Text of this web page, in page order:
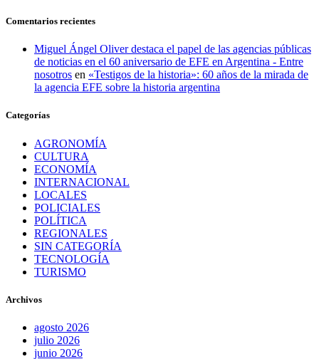
Comentarios recientes
Miguel Ángel Oliver destaca el papel de las agencias públicas
de noticias en el 60 aniversario de EFE en Argentina - Entre
nosotros en «Testigos de la historia»: 60 años de la mirada de
la agencia EFE sobre la historia argentina
Categorías
AGRONOMÍA
CULTURA
ECONOMÍA
INTERNACIONAL
LOCALES
POLICIALES
POLÍTICA
REGIONALES
SIN CATEGORÍA
TECNOLOGÍA
TURISMO
Archivos
agosto 2026
julio 2026
junio 2026